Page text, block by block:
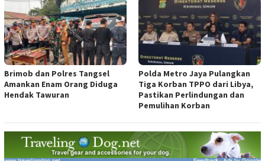
Brimob dan Polres Tangsel
Amankan Enam Orang Diduga
Hendak Tawuran
Polda Metro Jaya Pulangkan
Tiga Korban TPPO dari Libya,
Pastikan Perlindungan dan
Pemulihan Korban